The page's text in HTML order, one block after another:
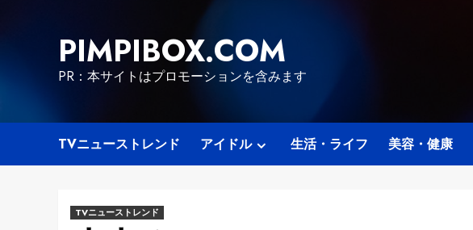
PIMPIBOX.COM
PR：本サイトはプロモーションを含みます
TVニューストレンド アイドル 生活・ライフ 美容・健康
TVニューストレンド